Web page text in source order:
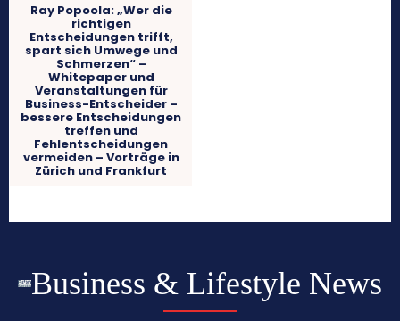
Ray Popoola: „Wer die
richtigen
Entscheidungen trifft,
spart sich Umwege und
Schmerzen“ –
Whitepaper und
Veranstaltungen für
Business-Entscheider –
bessere Entscheidungen
treffen und
Fehlentscheidungen
vermeiden – Vorträge in
Zürich und Frankfurt
Business & Lifestyle News